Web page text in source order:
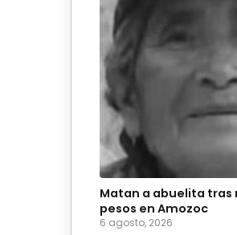
Matan a abuelita tras
pesos en Amozoc
6 agosto, 2026